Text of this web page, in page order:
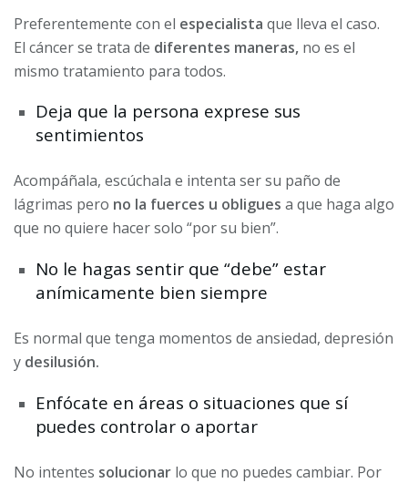
Preferentemente con el especialista que lleva el caso.
El cáncer se trata de diferentes maneras, no es el
mismo tratamiento para todos.
Deja que la persona exprese sus
sentimientos
Acompáñala, escúchala e intenta ser su paño de
lágrimas pero no la fuerces u obligues a que haga algo
que no quiere hacer solo “por su bien”.
No le hagas sentir que “debe” estar
anímicamente bien siempre
Es normal que tenga momentos de ansiedad, depresión
y desilusión.
Enfócate en áreas o situaciones que sí
puedes controlar o aportar
No intentes solucionar lo que no puedes cambiar. Por